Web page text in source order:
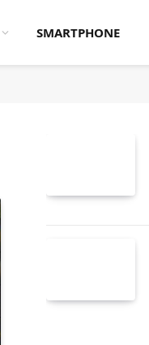
SMARTPHONE